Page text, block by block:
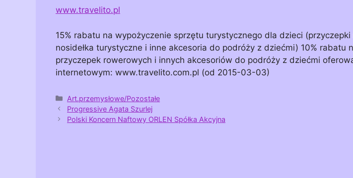
www.travelito.pl
15% rabatu na wypożyczenie sprzętu turystycznego dla dzieci
nosidełka turystyczne i inne akcesoria do podróży z dziećmi) 10% rabatu
przyczepek rowerowych i innych akcesoriów do podróży z dziećmi
internetowym: www.travelito.com.pl (od 2015-03-03)
Kategorie
Art.przemysłowe/Pozostałe
Progressive Agata Szurlej
Polski Koncern Naftowy ORLEN Spółka Akcyjna